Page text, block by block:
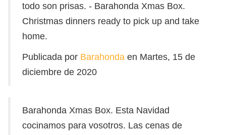
todo son prisas. - Barahonda Xmas Box.
Christmas dinners ready to pick up and take
home.
Publicada por Barahonda en Martes, 15 de
diciembre de 2020
Barahonda Xmas Box. Esta Navidad
cocinamos para vosotros. Las cenas de